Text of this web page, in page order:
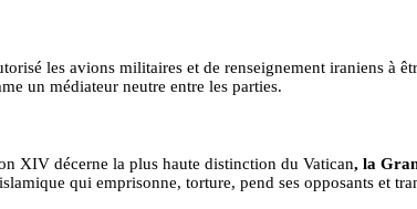
les avions militaires et de renseignement iraniens à
un médiateur neutre entre les parties.
XIV décerne la plus haute distinction du Vatican, la
qui emprisonne, torture, pend ses opposants et